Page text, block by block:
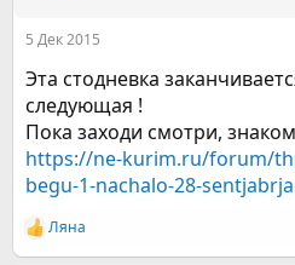
5 Дек 2015
Эта стодневка
следующая !
Пока заходи смотри,
https://ne-kurim.ru/forum/
begu-1-nachalo-28-
Р
е
Ляна